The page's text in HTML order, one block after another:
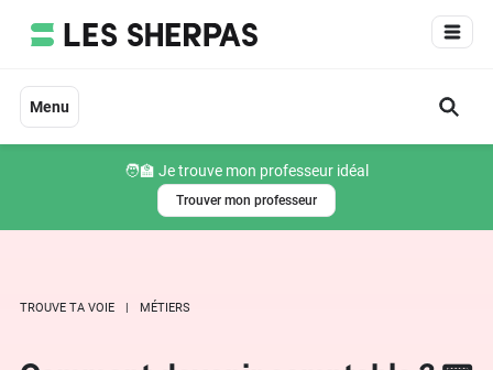
Menu
🧑‍🏫 Je trouve mon professeur idéal
Trouver mon professeur
TROUVE TA VOIE MÉTIERS